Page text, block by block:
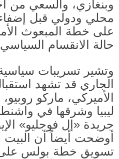
وبنغازي، والسعي
محلي ودولي قبل
على خطة المبعوث
حالة الانقسام السياسي
وتشير تسريبات سياسية
الجاري قد تشهد
الأميركي، ماركو
ليبيا وشرقها في
جريدة « إل فوجليو»
أوضحت أيضاً أن البيت
تسويق خطة بولس على